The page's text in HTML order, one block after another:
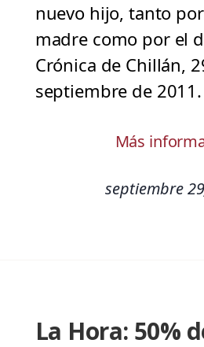
nuevo hijo, tanto
madre como por el
Crónica de Chillán,
septiembre de 2011.
Más
septiembre
La Hora: 50%